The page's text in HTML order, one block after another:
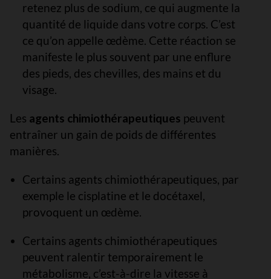
retenez plus de sodium, ce qui augmente la
quantité de liquide dans votre corps. C’est
ce qu’on appelle œdème. Cette réaction se
manifeste le plus souvent par une enflure
des pieds, des chevilles, des mains et du
visage.
Les agents chimiothérapeutiques peuvent
entraîner un gain de poids de différentes
manières.
Certains agents chimiothérapeutiques, par
exemple le cisplatine et le docétaxel,
provoquent un œdème.
Certains agents chimiothérapeutiques
peuvent ralentir temporairement le
métabolisme, c’est-à-dire la vitesse à